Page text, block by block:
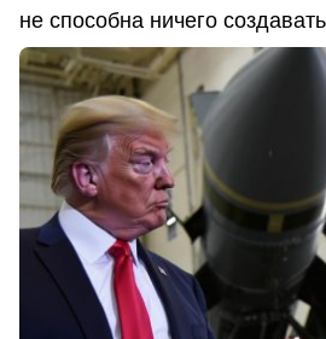
не способна ничего